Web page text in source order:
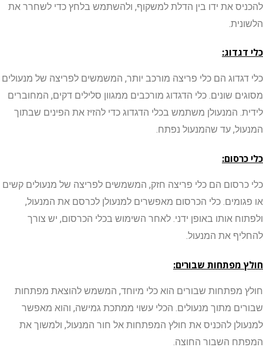
את ידו בין הדלת למשקוף, ולהשתמש בלחץ כדי לשחרר את
הם כלי פריצה מורכב יותר, המשמשים לפריצה של מנעולים
שונים. כלי הדגדוג מורכבים ממגוון סלילים דקים, המחוברים
המנעולן משתמש בכלי הדגדוג כדי להזיז את הפינים שבתוך
עד שהמנעול נפתח.
הם כלי פריצה חזק, המשמשים לפריצה של מנעולים קשים
כלי הכרסום מאפשרים למנעולן לכרסם את המנעול,
אותו באופן ידני. לאחר השימוש בכלי הכרסום, יש צורך
את המנעול.
שבורים:
מפתחות שבורים הוא כלי מיוחד, המשמש להוצאת מפתחות
מתוך מנעולים. הכלי עשוי ממתכת גמישה, והוא מאפשר
להכניס את חולץ המפתחות אל חור המנעול, ולמשוך את
השבור החוצה.